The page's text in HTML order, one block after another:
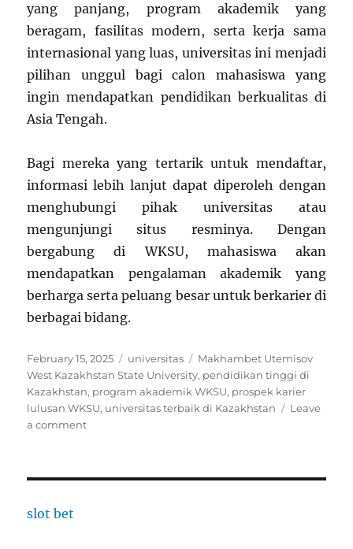
yang panjang, program akademik yang
beragam, fasilitas modern, serta kerja sama
internasional yang luas, universitas ini menjadi
pilihan unggul bagi calon mahasiswa yang
ingin mendapatkan pendidikan berkualitas di
Asia Tengah.
Bagi mereka yang tertarik untuk mendaftar,
informasi lebih lanjut dapat diperoleh dengan
menghubungi pihak universitas atau
mengunjungi situs resminya. Dengan
bergabung di WKSU, mahasiswa akan
mendapatkan pengalaman akademik yang
berharga serta peluang besar untuk berkarier di
berbagai bidang.
Posted
on
February 15, 2025 Categories
universitas Tags
Makhambet Utemisov
West Kazakhstan State University, pendidikan tinggi di
Kazakhstan, program akademik WKSU, prospek karier
lulusan WKSU, universitas terbaik di Kazakhstan
Leave
a commenton
slot bet